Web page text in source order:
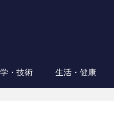
・技術 生活・健康